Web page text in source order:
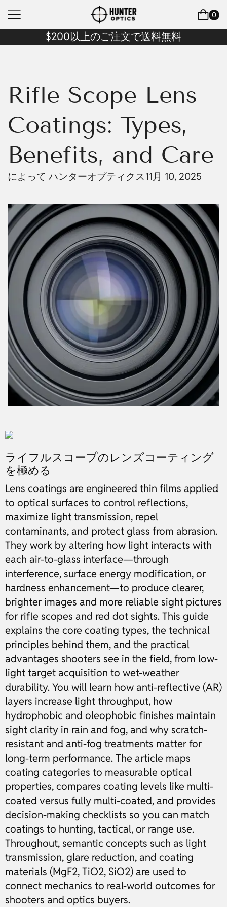
0
$200以上のご注文で送料無料
Rifle Scope Lens
Coatings: Types,
Benefits, and Care
によって ハンターオプティクス11月 10, 2025
ライフルスコープのレンズコーティング
を極める
Lens coatings are engineered thin films applied
to optical surfaces to control reflections,
maximize light transmission, repel
contaminants, and protect glass from abrasion.
They work by altering how light interacts with
each air-to-glass interface—through
interference, surface energy modification, or
hardness enhancement—to produce clearer,
brighter images and more reliable sight pictures
for rifle scopes and red dot sights. This guide
explains the core coating types, the technical
principles behind them, and the practical
advantages shooters see in the field, from low-
light target acquisition to wet-weather
durability. You will learn how anti-reflective (AR)
layers increase light throughput, how
hydrophobic and oleophobic finishes maintain
sight clarity in rain and fog, and why scratch-
resistant and anti-fog treatments matter for
long-term performance. The article maps
coating categories to measurable optical
properties, compares coating levels like multi-
coated versus fully multi-coated, and provides
decision-making checklists so you can match
coatings to hunting, tactical, or range use.
Throughout, semantic concepts such as light
transmission, glare reduction, and coating
materials (MgF2, TiO2, SiO2) are used to
connect mechanics to real-world outcomes for
shooters and optics buyers.